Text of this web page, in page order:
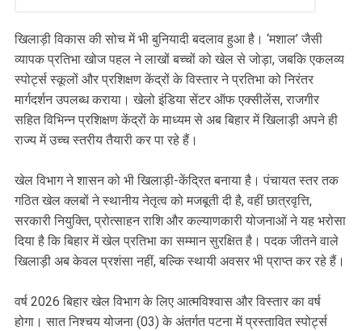
खिलाड़ी विकास की सोच में भी बुनियादी बदलाव हुआ है। ‘मशाल’ जैसी
व्यापक प्रतिभा खोज पहल ने लाखों बच्चों को खेल से जोड़ा, जबकि एकलव्य
स्पोर्ट्स स्कूलों और प्रशिक्षण केंद्रों के विस्तार ने प्रतिभा को निरंतर
मार्गदर्शन उपलब्ध कराया। खेलो इंडिया सेंटर ऑफ एक्सीलेंस, राजगीर
सहित विभिन्न प्रशिक्षण केंद्रों के माध्यम से अब बिहार में खिलाड़ी अपने ही
राज्य में उच्च स्तरीय तैयारी कर पा रहे हैं।
खेल विभाग ने शासन को भी खिलाड़ी-केंद्रित बनाया है। पंचायत स्तर तक
गठित खेल क्लबों ने स्थानीय नेतृत्व को मजबूती दी है, वहीं छात्रवृत्ति,
सरकारी नियुक्ति, प्रोत्साहन राशि और कल्याणकारी योजनाओं ने यह भरोसा
दिया है कि बिहार में खेल प्रतिभा का सम्मान सुरक्षित है। पदक जीतने वाले
खिलाड़ी अब केवल प्रशंसा नहीं, बल्कि स्थायी अवसर भी प्राप्त कर रहे हैं।
वर्ष 2026 बिहार खेल विभाग के लिए आत्मविश्वास और विस्तार का वर्ष
होगा। सात निश्चय योजना (03) के अंतर्गत पटना में प्रस्तावित स्पोर्ट्स